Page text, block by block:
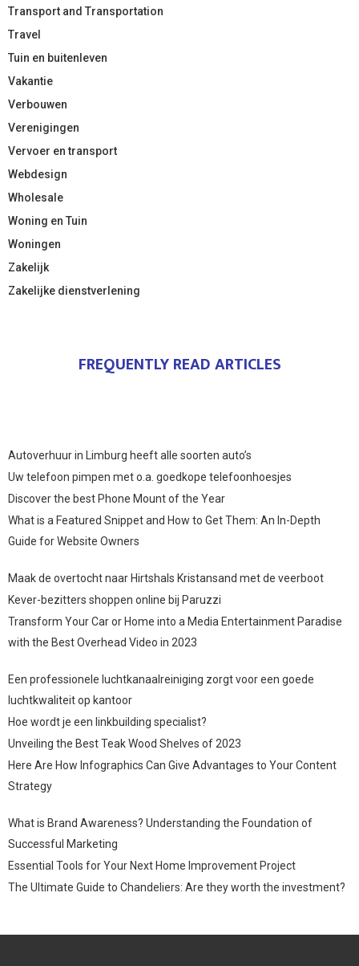
Transport and Transportation
Travel
Tuin en buitenleven
Vakantie
Verbouwen
Verenigingen
Vervoer en transport
Webdesign
Wholesale
Woning en Tuin
Woningen
Zakelijk
Zakelijke dienstverlening
FREQUENTLY READ ARTICLES
Autoverhuur in Limburg heeft alle soorten auto’s
Uw telefoon pimpen met o.a. goedkope telefoonhoesjes
Discover the best Phone Mount of the Year
What is a Featured Snippet and How to Get Them: An In-Depth
Guide for Website Owners
Maak de overtocht naar Hirtshals Kristansand met de veerboot
Kever-bezitters shoppen online bij Paruzzi
Transform Your Car or Home into a Media Entertainment Paradise
with the Best Overhead Video in 2023
Een professionele luchtkanaalreiniging zorgt voor een goede
luchtkwaliteit op kantoor
Hoe wordt je een linkbuilding specialist?
Unveiling the Best Teak Wood Shelves of 2023
Here Are How Infographics Can Give Advantages to Your Content
Strategy
What is Brand Awareness? Understanding the Foundation of
Successful Marketing
Essential Tools for Your Next Home Improvement Project
The Ultimate Guide to Chandeliers: Are they worth the investment?